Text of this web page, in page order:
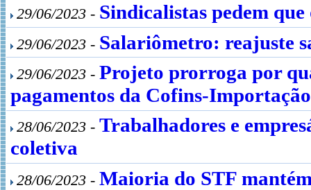
29/06/2023 - Sindicalistas pedem
29/06/2023 - Salariômetro: reajuste
29/06/2023 - Projeto prorroga por
pagamentos da Cofins-Importação
28/06/2023 - Trabalhadores e
coletiva
28/06/2023 - Maioria do STF